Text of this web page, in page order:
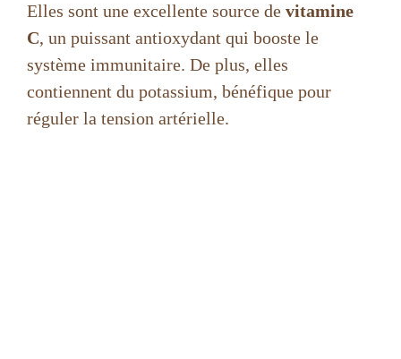
Elles sont une excellente source de vitamine
C, un puissant antioxydant qui booste le
système immunitaire. De plus, elles
contiennent du potassium, bénéfique pour
réguler la tension artérielle.